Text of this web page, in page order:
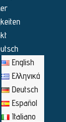
English
Ελληνικά
Deutsch
Español
Italiano